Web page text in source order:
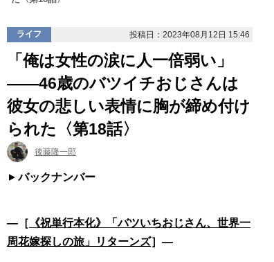
ライフ 投稿日：2023年08月12日 15:46
「俺は女性の涙に人一倍弱い」
――46歳のバツイチおじさんは
彼女の悲しい表情に胸が締め付け
られた〈第18話〉
後藤隆一郎
バックナンバー
―［ 《祝単行本化》「バツいちおじさん、世界一
周花嫁探しの旅」リターンズ］―